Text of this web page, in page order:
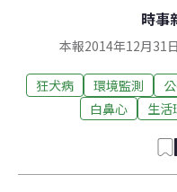
時事
本報2014年12月31
狂犬病 環境監測
白鼻心
生活